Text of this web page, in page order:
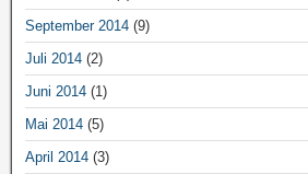
September 2014 (9)
Juli 2014 (2)
Juni 2014 (1)
Mai 2014 (5)
April 2014 (3)